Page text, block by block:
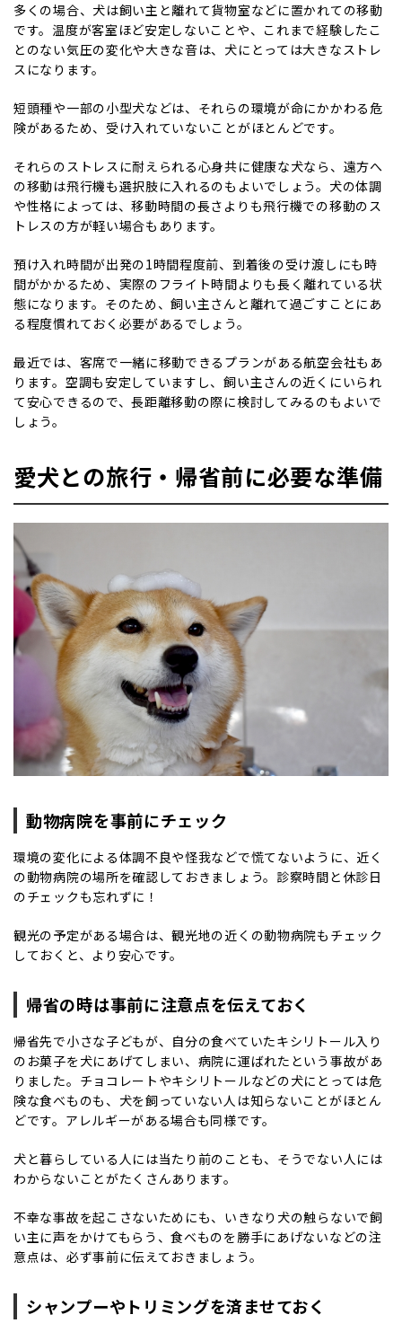
多くの場合、犬は飼い主と離れて貨物室などに置かれての移動
です。温度が客室ほど安定しないことや、これまで経験したこ
とのない気圧の変化や大きな音は、犬にとっては大きなストレ
スになります。
短頭種や一部の小型犬などは、それらの環境が命にかかわる危
険があるため、受け入れていないことがほとんどです。
それらのストレスに耐えられる心身共に健康な犬なら、遠方へ
の移動は飛行機も選択肢に入れるのもよいでしょう。犬の体調
や性格によっては、移動時間の長さよりも飛行機での移動のス
トレスの方が軽い場合もあります。
預け入れ時間が出発の1時間程度前、到着後の受け渡しにも時
間がかかるため、実際のフライト時間よりも長く離れている状
態になります。そのため、飼い主さんと離れて過ごすことにあ
る程度慣れておく必要があるでしょう。
最近では、客席で一緒に移動できるプランがある航空会社もあ
ります。空調も安定していますし、飼い主さんの近くにいられ
て安心できるので、長距離移動の際に検討してみるのもよいで
しょう。
愛犬との旅行・帰省前に必要な準備
動物病院を事前にチェック
環境の変化による体調不良や怪我などで慌てないように、近く
の動物病院の場所を確認しておきましょう。診察時間と休診日
のチェックも忘れずに！
観光の予定がある場合は、観光地の近くの動物病院もチェック
しておくと、より安心です。
帰省の時は事前に注意点を伝えておく
帰省先で小さな子どもが、自分の食べていたキシリトール入り
のお菓子を犬にあげてしまい、病院に運ばれたという事故があ
りました。チョコレートやキシリトールなどの犬にとっては危
険な食べものも、犬を飼っていない人は知らないことがほとん
どです。アレルギーがある場合も同様です。
犬と暮らしている人には当たり前のことも、そうでない人には
わからないことがたくさんあります。
不幸な事故を起こさないためにも、いきなり犬の触らないで飼
い主に声をかけてもらう、食べものを勝手にあげないなどの注
意点は、必ず事前に伝えておきましょう。
シャンプーやトリミングを済ませておく